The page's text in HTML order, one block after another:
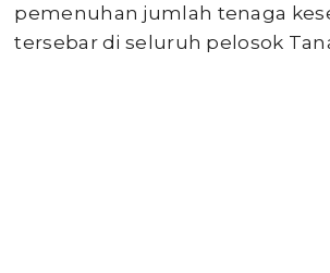
pemenuhan jumlah tenaga
tersebar di seluruh pelosok